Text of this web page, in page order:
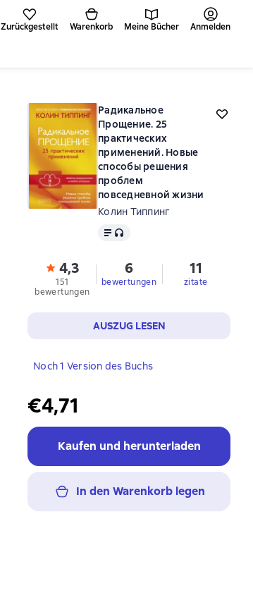
Zurückgestellt Warenkorb Meine Bücher Anmelden
Радикальное
Прощение. 25
практических
применений. Новые
способы решения
проблем
повседневной жизни
Колин Типпинг
Text, Audioformat verfügbar
4,3
151
bewertungen
6
bewertungen
11
zitate
AUSZUG LESEN
Noch 1 Version des Buchs
€4,71
Kaufen und herunterladen
In den Warenkorb legen